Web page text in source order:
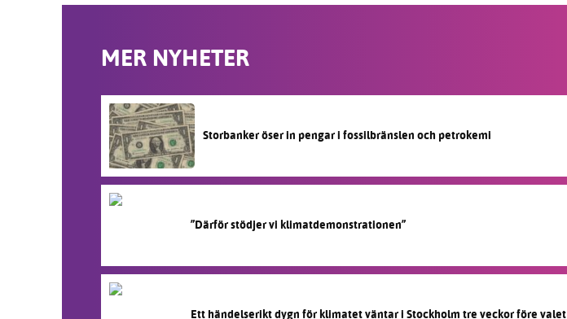
MER NYHETER
Storbanker öser in pengar i fossilbränslen och petrokemi
”Därför stödjer vi klimatdemonstrationen”
Ett händelserikt dygn för klimatet väntar i Stockholm tre veckor före valet